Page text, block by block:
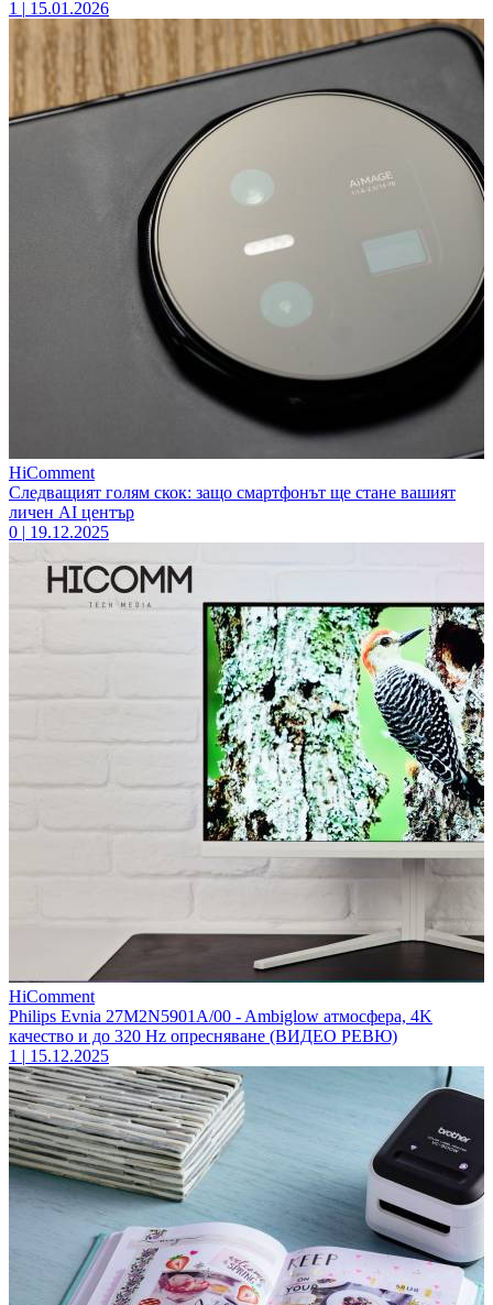
1 | 15.01.2026
HiComment
Следващият голям скок: защо смартфонът ще стане вашият
личен AI център
0 | 19.12.2025
HiComment
Philips Evnia 27M2N5901A/00 - Ambiglow атмосфера, 4K
качество и до 320 Hz опресняване (ВИДЕО РЕВЮ)
1 | 15.12.2025